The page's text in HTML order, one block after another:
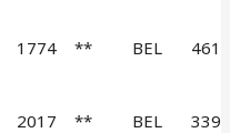
1774 ** BEL 461
2017 ** BEL 339